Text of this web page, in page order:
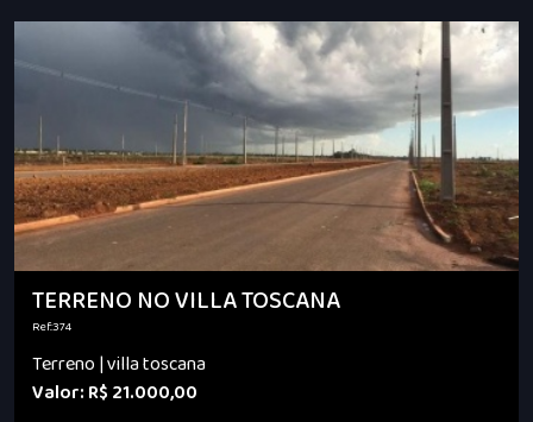
TERRENO NO VILLA TOSCANA
Ref.:374
Terreno | villa toscana
Valor: R$ 21.000,00